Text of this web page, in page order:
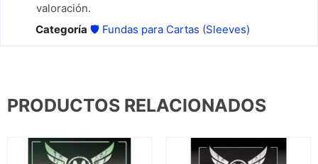
valoración.
Categoría 🛡️ Fundas para Cartas (Sleeves)
PRODUCTOS RELACIONADOS